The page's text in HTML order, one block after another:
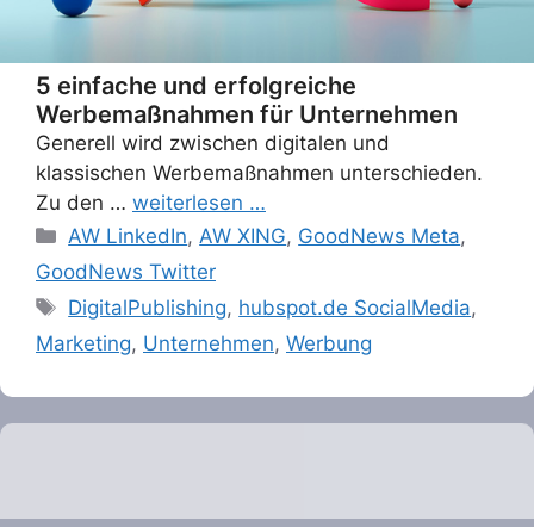
5 einfache und erfolgreiche
Werbemaßnahmen für Unternehmen
Generell wird zwischen digitalen und
klassischen Werbemaßnahmen unterschieden.
Zu den … weiterlesen …
Categories
AW LinkedIn, AW XING, GoodNews Meta,
GoodNews Twitter
Tags
DigitalPublishing, hubspot.de SocialMedia,
Marketing, Unternehmen, Werbung